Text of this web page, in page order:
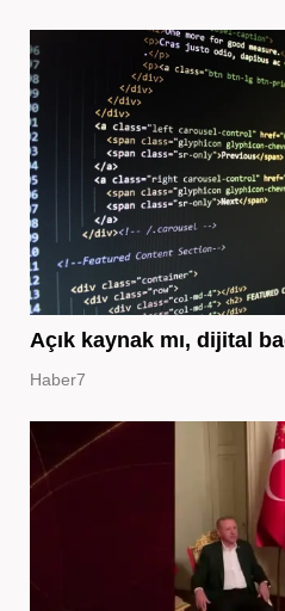
Açık kaynak mı, dijital
Haber7